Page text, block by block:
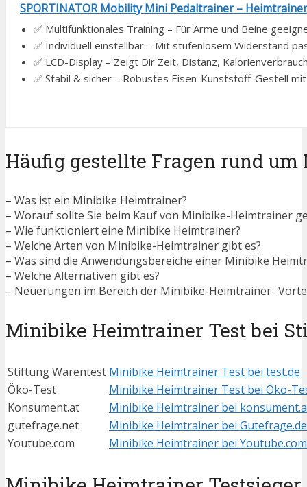
SPORTINATOR Mobility Mini Pedaltrainer –
✅ Multifunktionales Training – Für Arme und Beine
✅ Individuell einstellbar – Mit stufenlosem Widerstand
✅ LCD-Display – Zeigt Dir Zeit, Distanz,
✅ Stabil & sicher – Robustes Eisen-Kunststoff-Gestell
Häufig gestellte Fragen rund
– Was ist ein Minibike Heimtrainer?
– Worauf sollte Sie beim Kauf von Minibike-Heimtrainer
– Wie funktioniert eine Minibike Heimtrainer?
– Welche Arten von Minibike-Heimtrainer gibt es?
– Was sind die Anwendungsbereiche einer Minibike
– Welche Alternativen gibt es?
– Neuerungen im Bereich der Minibike-Heimtrainer-
Minibike Heimtrainer Test bei
Stiftung Warentest Minibike Heimtrainer Test bei test.de
Öko-Test
Minibike Heimtrainer Test bei Öko-
Konsument.at
Minibike Heimtrainer bei
gutefrage.net
Minibike Heimtrainer bei Gutefrage.de
Youtube.com
Minibike Heimtrainer bei Youtube.com